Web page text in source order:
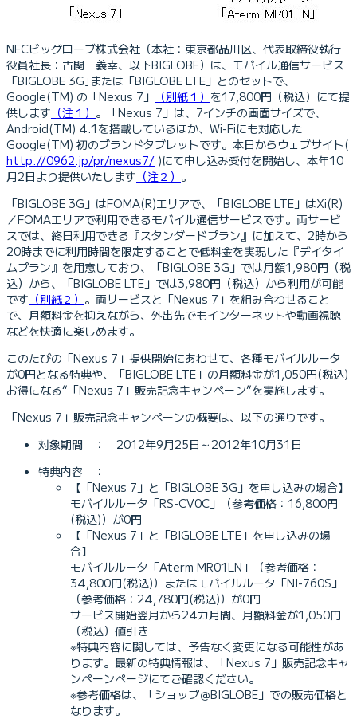
NECビッグローブ株式会社（本社：東京都品川区、代表取締役執行
役員社長：古関 義幸、以下BIGLOBE）は、モバイル通信サービス
「BIGLOBE 3G｣または「BIGLOBE LTE」とのセットで、
Google(TM) の「Nexus 7」
（別紙１） を17,800円（税込）にて提
供します （注１） 。「Nexus 7」は、7インチの画面サイズで、
Android(TM) 4.1を搭載しているほか、Wi-Fiにも対応した
Google(TM) 初のブランドタブレットです。本日からウェブサイト(
http://0962.jp/pr/nexus7/ )にて申し込み受付を開始し、本年10
月2日より提供いたします （注２） 。
「BIGLOBE 3G」はFOMA(R)エリアで、「BIGLOBE LTE」はXi(R)
／FOMAエリアで利用できるモバイル通信サービスです。両サービ
スでは、終日利用できる『スタンダードプラン』に加えて、2時から
20時までに利用時間を限定することで低料金を実現した『デイタイ
ムプラン』を用意しており、「BIGLOBE 3G」では月額1,980円（税
込）から、「BIGLOBE LTE」では3,980円（税込）から利用が可能
です （別紙２） 。両サービスと「Nexus 7」を組み合わせること
で、月額料金を抑えながら、外出先でもインターネットや動画視聴
などを快適に楽しめます。
このたびの「Nexus 7」提供開始にあわせて、各種モバイルルータ
が0円となる特典や、「BIGLOBE LTE」の月額料金が1,050円(税込)
お得になる“「Nexus 7」販売記念キャンペーン”を実施します。
「Nexus 7」販売記念キャンペーンの概要は、以下の通りです。
対象期間 ： 2012年9月25日～2012年10月31日
特典内容 ：
【「Nexus 7」と「BIGLOBE 3G」を申し込みの場合】
モバイルルータ「RS-CV0C」（参考価格：16,800円
(税込)）が0円
【「Nexus 7」と「BIGLOBE LTE」を申し込みの場
合】
モバイルルータ「Aterm MR01LN」（参考価格：
34,800円(税込)）またはモバイルルータ「NI-760S」
（参考価格：24,780円(税込)）が0円
サービス開始翌月から24カ月間、月額料金が1,050円
（税込）値引き
※特典内容に関しては、予告なく変更になる可能性があ
ります。最新の特典情報は、「Nexus 7」販売記念キャ
ンペーンページにてご確認ください。
※参考価格は、「ショップ＠BIGLOBE」での販売価格と
なります。